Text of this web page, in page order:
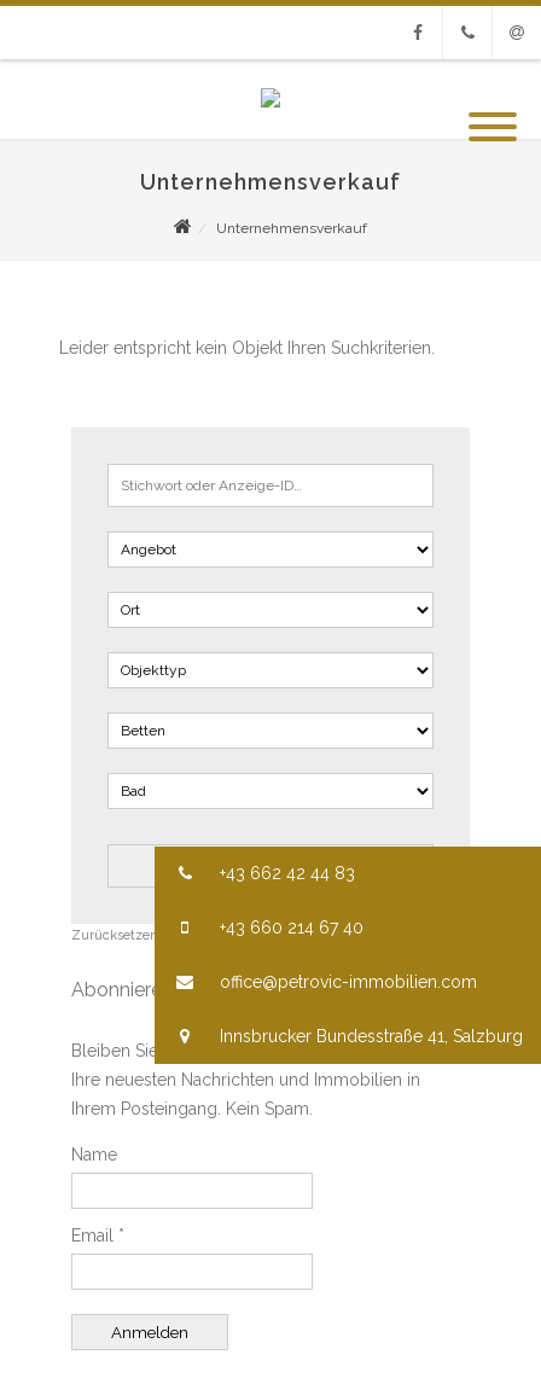
Unternehmensverkauf
Unternehmensverkauf
Leider entspricht kein Objekt Ihren Suchkriterien.
Zurücksetzen
Abonnieren
Bleiben Sie auf dem Laufenden und erhalten Sie
Ihre neuesten Nachrichten und Immobilien in
Ihrem Posteingang. Kein Spam.
Name
Email *
+43 662 42 44 83
+43 660 214 67 40
office@petrovic-immobilien.com
Innsbrucker Bundesstraße 41, Salzburg